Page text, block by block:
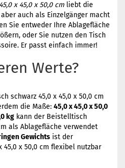
x 45,0 x 50,0 cm liebt die
auch als Einzelgänger macht
Sie entweder Ihre Ablagefläche
oder Sie nutzen den Tisch
Er passt einfach immer!
Werte?
schwarz 45,0 x 45,0 x 50,0 cm
die Maße: 45,0 x 45,0 x 50,0
kg kann der Beistelltisch
als Ablagefläche verwendet
Gewichts ist der
45,0 x 50,0 cm flexibel nutzbar